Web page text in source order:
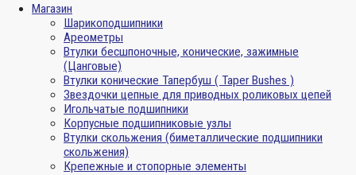
Магазин
Шарикоподшипники
Ареометры
Втулки бесшпоночные, конические, зажимные
(Цанговые)
Втулки конические Тапербуш ( Taper Bushes )
Звездочки цепные для приводных роликовых цепей
Игольчатые подшипники
Корпусные подшипниковые узлы
Втулки скольжения (биметаллические подшипники
скольжения)
Крепежные и стопорные элементы